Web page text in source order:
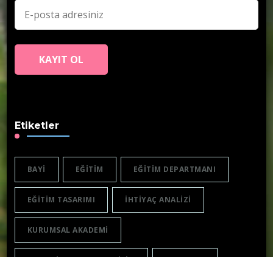
Etiketler
BAYI EĞITIM EĞITIM DEPARTMANI
EĞITIM TASARIMI IHTIYAÇ ANALIZI
KURUMSAL AKADEMI